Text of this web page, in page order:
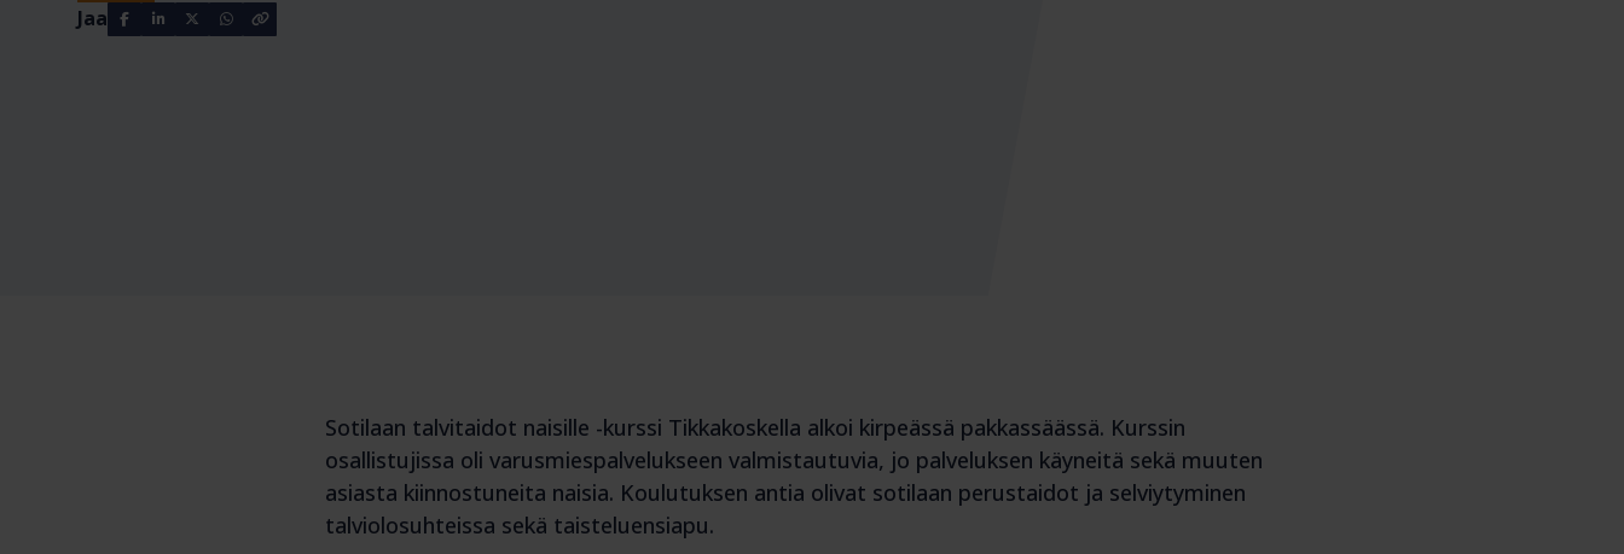
Jaa
Sotilaan talvitaidot naisille -kurssi Tikkakoskella alkoi kirpeässä pakkassäässä. Kurssin
osallistujissa oli varusmiespalvelukseen valmistautuvia, jo palveluksen käyneitä sekä muuten
asiasta kiinnostuneita naisia. Koulutuksen antia olivat sotilaan perustaidot ja selviytyminen
talviolosuhteissa sekä taisteluensiapu.